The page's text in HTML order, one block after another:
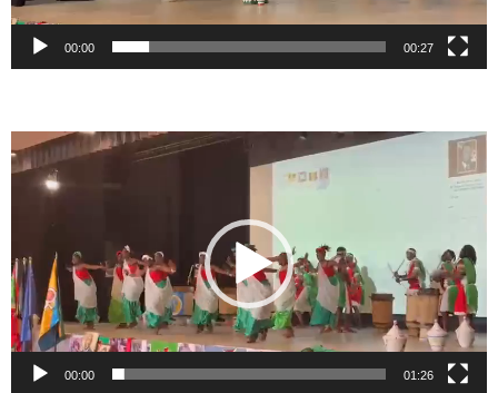
00:00 00:27
Lecteur
vidéo
00:00 01:26